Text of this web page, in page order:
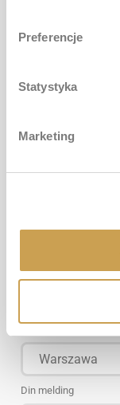
Preferencje
Statystyka
Marketing
Navn
Din melding